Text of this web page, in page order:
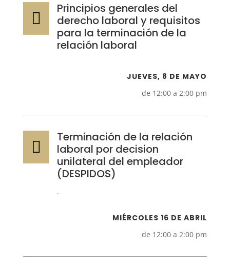

Principios generales del
derecho laboral y requisitos
para la terminación de la
relación laboral
JUEVES, 8 DE MAYO
de 12:00 a 2:00 pm

Terminación de la relación
laboral por decision
unilateral del empleador
(DESPIDOS)
.
MIÉRCOLES 16 DE ABRIL
de 12:00 a 2:00 pm